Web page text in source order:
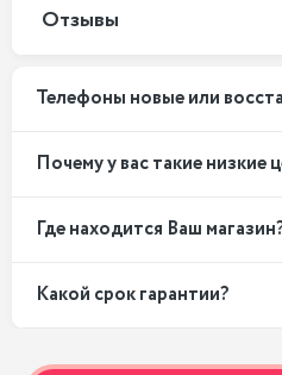
Отзывы
Телефоны новые или
Почему у вас такие низкие
Где находится Ваш
Какой срок гарантии?